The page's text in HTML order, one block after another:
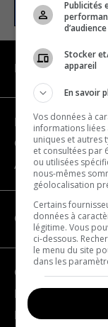
NAVIGATION
Become a partner
Contact us
About us
CATEGORIES
Geography
France
Europe
Publicités
Stocker
appareil
En savoir
Vos données à
informations
uniques et autres
et consultées par
ou utilisées
nous-mêmes
géolocalisation
Certains
données à
légitime. Vous
ci-dessous.
le menu du site
dans les